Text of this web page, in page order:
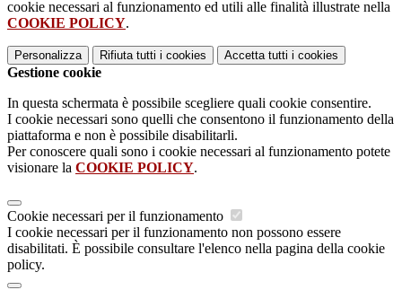
cookie necessari al funzionamento ed utili alle finalità illustrate nella
COOKIE POLICY.
Personalizza Rifiuta tutti i cookies Accetta tutti i cookies
Gestione cookie
In questa schermata è possibile scegliere quali cookie consentire.
I cookie necessari sono quelli che consentono il funzionamento della
piattaforma e non è possibile disabilitarli.
Per conoscere quali sono i cookie necessari al funzionamento potete
visionare la COOKIE POLICY.
Cookie necessari per il funzionamento
I cookie necessari per il funzionamento non possono essere
disabilitati. È possibile consultare l'elenco nella pagina della cookie
policy.